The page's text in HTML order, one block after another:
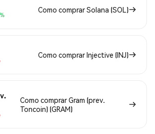
Como comprar Solana (SOL)
Como comprar Injective (INJ)
Como comprar Gram (prev.
Toncoin) (GRAM)